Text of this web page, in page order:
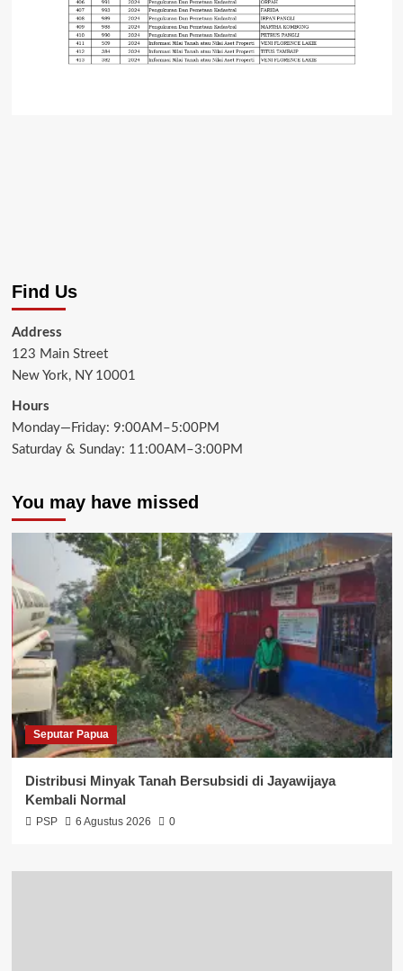
Find Us
Address
123 Main Street
New York, NY 10001
Hours
Monday—Friday: 9:00AM–5:00PM
Saturday & Sunday: 11:00AM–3:00PM
You may have missed
Seputar Papua
Distribusi Minyak Tanah Bersubsidi di Jayawijaya
Kembali Normal
PSP 6 Agustus 2026 0